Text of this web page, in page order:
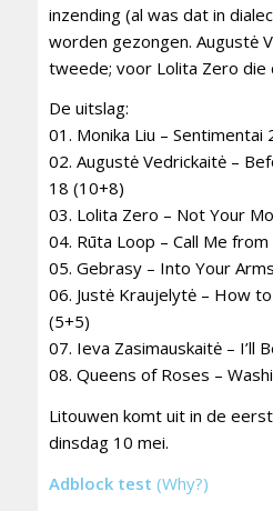
inzending (al was dat in
worden gezongen. Augustė
tweede; voor Lolita Zero die
De uitslag:
01. Monika Liu – Sentimentai
02. Augustė Vedrickaitė –
18 (10+8)
03. Lolita Zero – Not Your
04. Rūta Loop – Call Me
05. Gebrasy – Into Your
06. Justė Kraujelytė – How
(5+5)
07. Ieva Zasimauskaitė – I’ll
08. Queens of Roses –
Litouwen komt uit in de
dinsdag 10 mei.
Adblock test (Why?)